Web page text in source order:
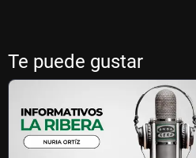
Te puede gustar